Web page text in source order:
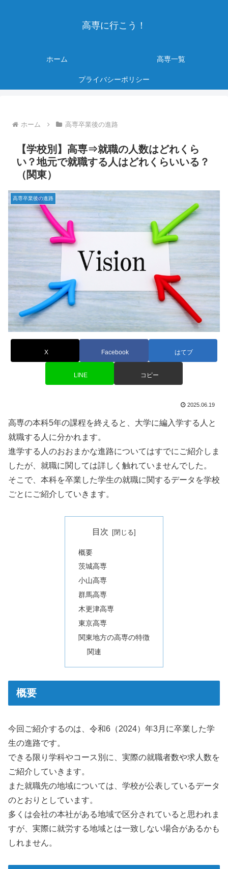
高専に行こう！
ホーム 高専一覧
プライバシーポリシー
ホーム 高専卒業後の進路
【学校別】高専⇒就職の人数はどれくら
い？地元で就職する人はどれくらいいる？
（関東）
高専卒業後の進路
X Facebook はてブ
LINE コピー
2025.06.19
高専の本科5年の課程を終えると、大学に編入学する人と
就職する人に分かれます。
進学する人のおおまかな進路についてはすでにご紹介しま
したが、就職に関しては詳しく触れていませんでした。
そこで、本科を卒業した学生の就職に関するデータを学校
ごとにご紹介していきます。
目次
概要
茨城高専
小山高専
群馬高専
木更津高専
東京高専
関東地方の高専の特徴
関連
概要
今回ご紹介するのは、令和6（2024）年3月に卒業した学
生の進路です。
できる限り学科やコース別に、実際の就職者数や求人数を
ご紹介していきます。
また就職先の地域については、学校が公表しているデータ
のとおりとしています。
多くは会社の本社がある地域で区分されていると思われま
すが、実際に就労する地域とは一致しない場合があるかも
しれません。